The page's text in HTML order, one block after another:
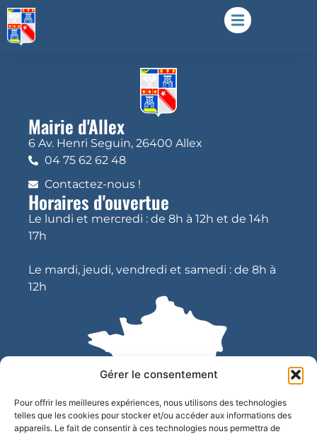
Gérer le consentement
Pour offrir les meilleures expériences, nous utilisons des technologies
telles que les cookies pour stocker et/ou accéder aux informations des
appareils. Le fait de consentir à ces technologies nous permettra de
Mairie d'Allex
6 Av. Henri Seguin, 26400 Allex
04 75 62 62 48
Contactez-nous !
Horaires d'ouvertue
Le lundi et mercredi : de 8h à 12h et de 14h
17h
Le mardi, jeudi, vendredi et samedi : de 8h à
12h